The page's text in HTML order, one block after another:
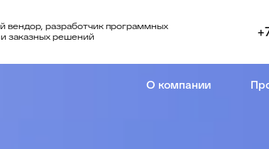
вендор, разработчик программных
заказных решений
О компании